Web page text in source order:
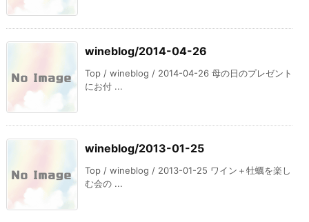
wineblog/2014-04-26
Top / wineblog / 2014-04-26 母の日のプレゼント
にお付 ...
wineblog/2013-01-25
Top / wineblog / 2013-01-25 ワイン＋牡蠣を楽し
む会の ...